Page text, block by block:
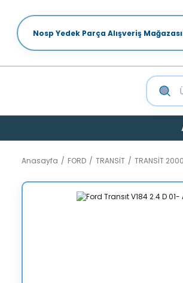
Nosp Yedek Parça Alışveriş
Anasayfa FORD TRANSİT TRANSİT